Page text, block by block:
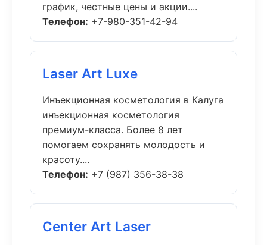
график, честные цены и акции....
Телефон: +7-980-351-42-94
Laser Art Luxe
Инъекционная косметология в Калуга
инъекционная косметология
премиум-класса. Более 8 лет
помогаем сохранять молодость и
красоту....
Телефон: +7 (987) 356-38-38
Center Art Laser